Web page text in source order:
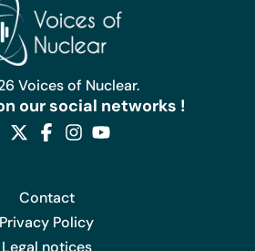
Voices of Nuclear.
our social networks !
Contact
Privacy Policy
Legal notices